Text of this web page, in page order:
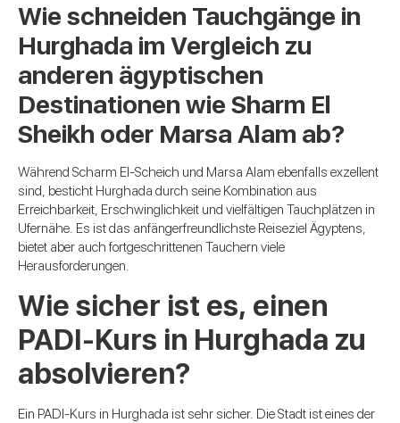
Wie schneiden Tauchgänge in
Hurghada im Vergleich zu
anderen ägyptischen
Destinationen wie Sharm El
Sheikh oder Marsa Alam ab?
Während Scharm El-Scheich und Marsa Alam ebenfalls exzellent
sind, besticht Hurghada durch seine Kombination aus
Erreichbarkeit, Erschwinglichkeit und vielfältigen Tauchplätzen in
Ufernähe. Es ist das anfängerfreundlichste Reiseziel Ägyptens,
bietet aber auch fortgeschrittenen Tauchern viele
Herausforderungen.
Wie sicher ist es, einen
PADI-Kurs in Hurghada zu
absolvieren?
Ein PADI-Kurs in Hurghada ist sehr sicher. Die Stadt ist eines der